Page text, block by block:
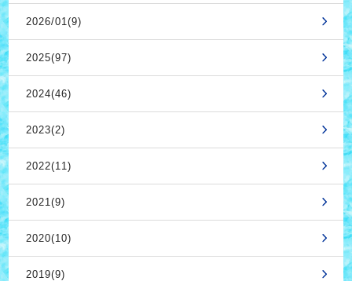
2026/01(9)
2025(97)
2024(46)
2023(2)
2022(11)
2021(9)
2020(10)
2019(9)